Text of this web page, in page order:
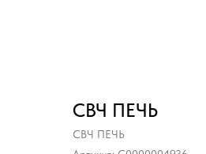
СВЧ ПЕЧЬ
СВЧ ПЕЧЬ